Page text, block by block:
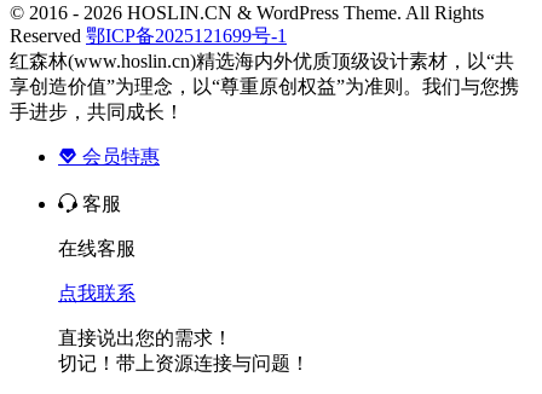
© 2016 - 2026 HOSLIN.CN & WordPress Theme. All Rights
Reserved 鄂ICP备2025121699号-1
红森林(www.hoslin.cn)精选海内外优质顶级设计素材，以“共
享创造价值”为理念，以“尊重原创权益”为准则。我们与您携
手进步，共同成长！
会员特惠
客服
在线客服
点我联系
直接说出您的需求！
切记！带上资源连接与问题！